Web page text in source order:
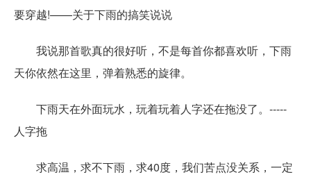
要穿越!——关于下雨的搞笑说说
我说那首歌真的很好听，不是每首你都喜欢听，下雨
天你依然在这里，弹着熟悉的旋律。
下雨天在外面玩水，玩着玩着人字还在拖没了。-----
人字拖
求高温，求不下雨，求40度，我们苦点没关系，一定